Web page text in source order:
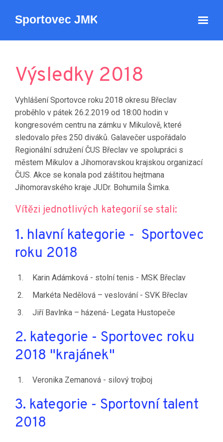
Výsledky 2018
Vyhlášení Sportovce roku 2018 okresu Břeclav
proběhlo v pátek 26.2.2019 od 18:00 hodin v
kongresovém centru na zámku v Mikulově, které
sledovalo přes 250 diváků. Galavečer uspořádalo
Regionální sdružení ČUS Břeclav ve spolupráci s
městem Mikulov a Jihomoravskou krajskou organizací
ČUS. Akce se konala pod záštitou hejtmana
Jihomoravského kraje JUDr. Bohumila Šimka.
Vítězi jednotlivých kategorií se stali:
1. hlavní kategorie - Sportovec
roku 2018
Karin Adámková - stolní tenis - MSK Břeclav
Markéta Nedělová – veslování - SVK Břeclav
Jiří Bavlnka – házená- Legata Hustopeče
2. kategorie - Sportovec roku
2018 "krajánek"
Veronika Zemanová - silový trojboj
3. kategorie - Sportovní talent
2018